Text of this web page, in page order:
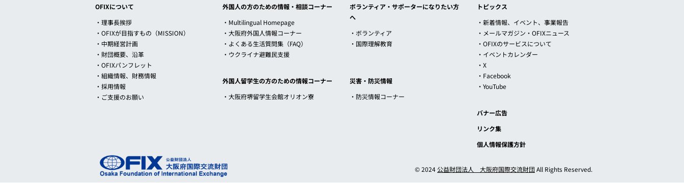
OFIXについて
・理事長挨拶
・OFIXが目指すもの（MISSION）
・中期経営計画
・財団概要、沿革
・OFIXパンフレット
・組織情報、財務情報
・採用情報
・ご支援のお願い
外国人の方のための情報・相談コーナー
・Multilingual Homepage
・大阪府外国人情報コーナー
・よくある生活質問集（FAQ）
・ウクライナ避難民支援
外国人留学生の方のための情報コーナー
・大阪府堺留学生会館オリオン寮
ボランティア・サポーターになりたい方
へ
・ボランティア
・国際理解教育
災害・防災情報
・防災情報コーナー
トピックス
・新着情報、イベント、事業報告
・メールマガジン・OFIXニュース
・OFIXのサービスについて
・イベントカレンダー
・X
・Facebook
・YouTube
バナー広告
リンク集
個人情報保護方針
© 2024公益財団法人 大阪府国際交流財団 All Rights Reserved.